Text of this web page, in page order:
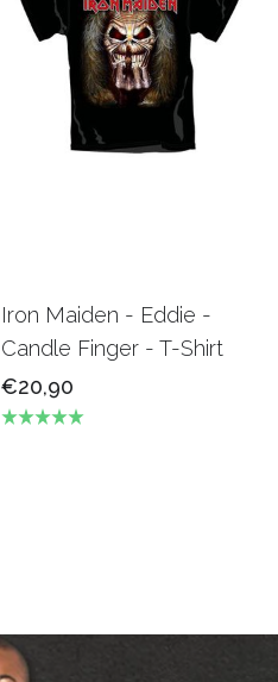
Iron Maiden - Eddie -
Candle Finger - T-Shirt
€20,90